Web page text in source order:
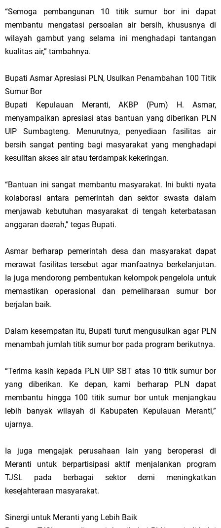
“Semoga pembangunan 10 titik sumur bor ini dapat
membantu mengatasi persoalan air bersih, khususnya di
wilayah gambut yang selama ini menghadapi tantangan
kualitas air,” tambahnya.
Bupati Asmar Apresiasi PLN, Usulkan Penambahan 100 Titik
Sumur Bor
Bupati Kepulauan Meranti, AKBP (Purn) H. Asmar,
menyampaikan apresiasi atas bantuan yang diberikan PLN
UIP Sumbagteng. Menurutnya, penyediaan fasilitas air
bersih sangat penting bagi masyarakat yang menghadapi
kesulitan akses air atau terdampak kekeringan.
“Bantuan ini sangat membantu masyarakat. Ini bukti nyata
kolaborasi antara pemerintah dan sektor swasta dalam
menjawab kebutuhan masyarakat di tengah keterbatasan
anggaran daerah,” tegas Bupati.
Asmar berharap pemerintah desa dan masyarakat dapat
merawat fasilitas tersebut agar manfaatnya berkelanjutan.
Ia juga mendorong pembentukan kelompok pengelola untuk
memastikan operasional dan pemeliharaan sumur bor
berjalan baik.
Dalam kesempatan itu, Bupati turut mengusulkan agar PLN
menambah jumlah titik sumur bor pada program berikutnya.
“Terima kasih kepada PLN UIP SBT atas 10 titik sumur bor
yang diberikan. Ke depan, kami berharap PLN dapat
membantu hingga 100 titik sumur bor untuk menjangkau
lebih banyak wilayah di Kabupaten Kepulauan Meranti,”
ujarnya.
Ia juga mengajak perusahaan lain yang beroperasi di
Meranti untuk berpartisipasi aktif menjalankan program
TJSL pada berbagai sektor demi meningkatkan
kesejahteraan masyarakat.
Sinergi untuk Meranti yang Lebih Baik